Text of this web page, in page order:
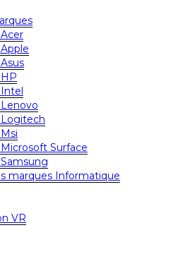
Surface
marques Informatique
VR